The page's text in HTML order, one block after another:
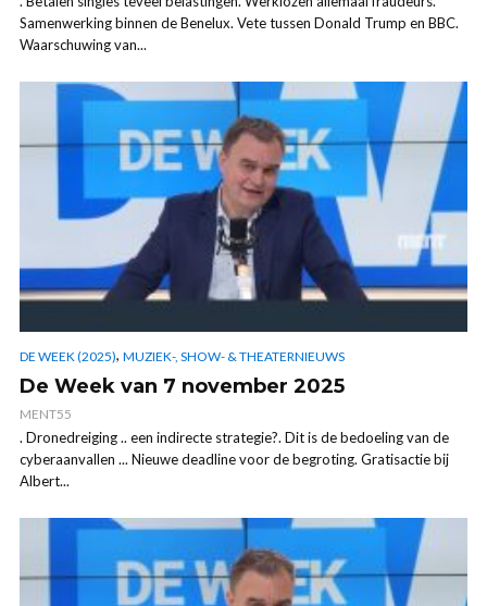
Samenwerking binnen de Benelux. Vete tussen Donald Trump en BBC.
Waarschuwing van...
DE WEEK (2025), MUZIEK-, SHOW- & THEATERNIEUWS
De Week van 7 november 2025
MENT55
. Dronedreiging .. een indirecte strategie?. Dit is de bedoeling van de
cyberaanvallen ... Nieuwe deadline voor de begroting. Gratisactie bij
Albert...